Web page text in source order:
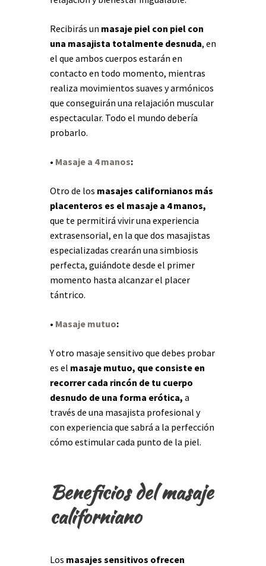
Recibirás un masaje piel con piel con
una masajista totalmente desnuda, en
el que ambos cuerpos estarán en
contacto en todo momento, mientras
realiza movimientos suaves y armónicos
que conseguirán una relajación muscular
espectacular. Todo el mundo debería
probarlo.
• Masaje a 4 manos:
Otro de los masajes californianos más
placenteros es el masaje a 4 manos,
que te permitirá vivir una experiencia
extrasensorial, en la que dos masajistas
especializadas crearán una simbiosis
perfecta, guiándote desde el primer
momento hasta alcanzar el placer
tántrico.
• Masaje mutuo:
Y otro masaje sensitivo que debes probar
es el masaje mutuo, que consiste en
recorrer cada rincón de tu cuerpo
desnudo de una forma erótica, a
través de una masajista profesional y
con experiencia que sabrá a la perfección
cómo estimular cada punto de la piel.
Beneficios del masaje
californiano
Los masajes sensitivos ofrecen